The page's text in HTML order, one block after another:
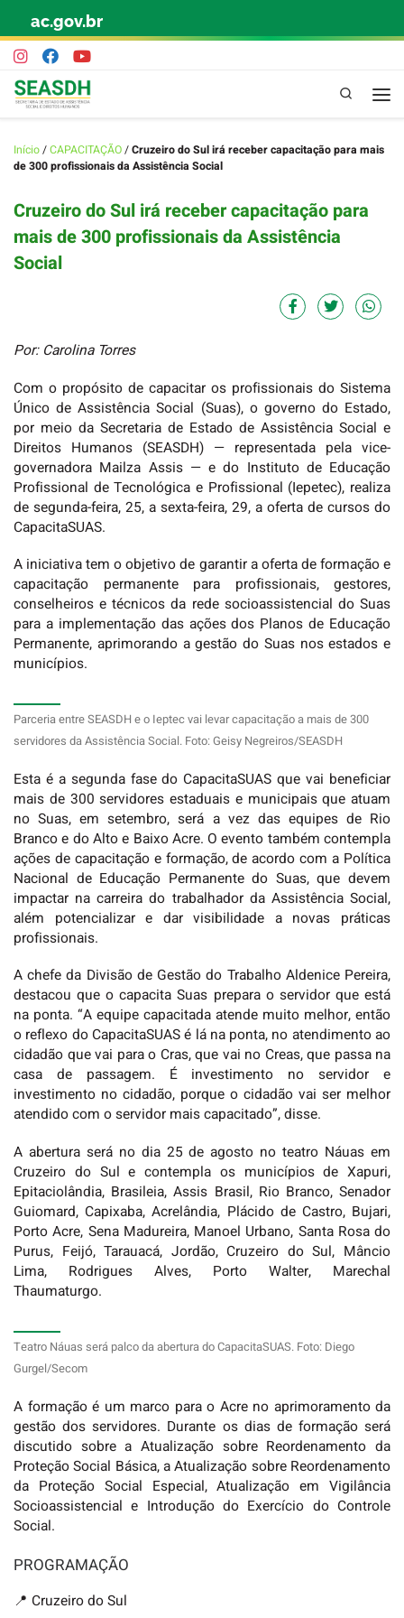
Skip to content
ac.gov.br
Pesquisa
Início/CAPACITAÇÃO/Cruzeiro do Sul irá receber capacitação para mais
de 300 profissionais da Assistência Social
Cruzeiro do Sul irá receber capacitação para
mais de 300 profissionais da Assistência
Social
Por: Carolina Torres
Com o propósito de capacitar os profissionais do Sistema
Único de Assistência Social (Suas), o governo do Estado,
por meio da Secretaria de Estado de Assistência Social e
Direitos Humanos (SEASDH) — representada pela vice-
governadora Mailza Assis — e do Instituto de Educação
Profissional de Tecnológica e Profissional (Iepetec), realiza
de segunda-feira, 25, a sexta-feira, 29, a oferta de cursos do
CapacitaSUAS.
A iniciativa tem o objetivo de garantir a oferta de formação e
capacitação permanente para profissionais, gestores,
conselheiros e técnicos da rede socioassistencial do Suas
para a implementação das ações dos Planos de Educação
Permanente, aprimorando a gestão do Suas nos estados e
municípios.
Parceria entre SEASDH e o Ieptec vai levar capacitação a mais de 300
servidores da Assistência Social. Foto: Geisy Negreiros/SEASDH
Esta é a segunda fase do CapacitaSUAS que vai beneficiar
mais de 300 servidores estaduais e municipais que atuam
no Suas, em setembro, será a vez das equipes de Rio
Branco e do Alto e Baixo Acre. O evento também contempla
ações de capacitação e formação, de acordo com a Política
Nacional de Educação Permanente do Suas, que devem
impactar na carreira do trabalhador da Assistência Social,
além potencializar e dar visibilidade a novas práticas
profissionais.
A chefe da Divisão de Gestão do Trabalho Aldenice Pereira,
destacou que o capacita Suas prepara o servidor que está
na ponta. “A equipe capacitada atende muito melhor, então
o reflexo do CapacitaSUAS é lá na ponta, no atendimento ao
cidadão que vai para o Cras, que vai no Creas, que passa na
casa de passagem. É investimento no servidor e
investimento no cidadão, porque o cidadão vai ser melhor
atendido com o servidor mais capacitado”, disse.
A abertura será no dia 25 de agosto no teatro Náuas em
Cruzeiro do Sul e contempla os municípios de Xapuri,
Epitaciolândia, Brasileia, Assis Brasil, Rio Branco, Senador
Guiomard, Capixaba, Acrelândia, Plácido de Castro, Bujari,
Porto Acre, Sena Madureira, Manoel Urbano, Santa Rosa do
Purus, Feijó, Tarauacá, Jordão, Cruzeiro do Sul, Mâncio
Lima, Rodrigues Alves, Porto Walter, Marechal
Thaumaturgo.
Teatro Náuas será palco da abertura do CapacitaSUAS. Foto: Diego
Gurgel/Secom
A formação é um marco para o Acre no aprimoramento da
gestão dos servidores. Durante os dias de formação será
discutido sobre a Atualização sobre Reordenamento da
Proteção Social Básica, a Atualização sobre Reordenamento
da Proteção Social Especial, Atualização em Vigilância
Socioassistencial e Introdução do Exercício do Controle
Social.
PROGRAMAÇÃO
📍 Cruzeiro do Sul